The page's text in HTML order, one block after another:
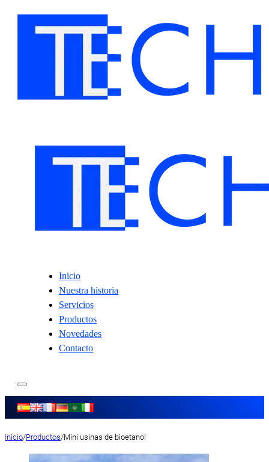
Inicio
Nuestra historia
Servicios
Productos
Novedades
Contacto
Início/Productos/Mini usinas de bioetanol